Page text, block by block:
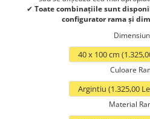
✔ Toate combinațiile sunt
configurator rama și
Culoare
Material